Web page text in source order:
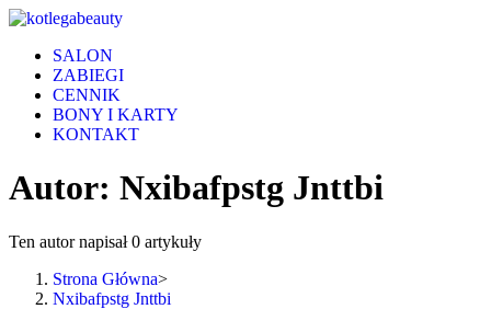
Skip
contentSALON
ZABIEGI
CENNIK
BONY I KARTY
KONTAKT
Autor: Nxibafpstg Jnttbi
Ten autor napisał 0 artykuły
Strona Główna>
Nxibafpstg Jnttbi